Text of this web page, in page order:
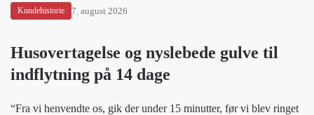
Kundehistorie 7. august 2026
Husovertagelse og nyslebede gulve til
indflytning på 14 dage
“Fra vi henvendte os, gik der under 15 minutter, før vi blev ringet